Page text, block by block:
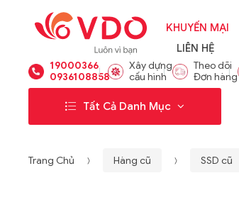
KHUYẾN MẠI
LIÊN HỆ
19000366
0936108858
Xây dựng
cấu hình
Theo dõi
Đơn hàng
Tất Cả Danh Mục
Trang Chủ Hàng cũ SSD cũ